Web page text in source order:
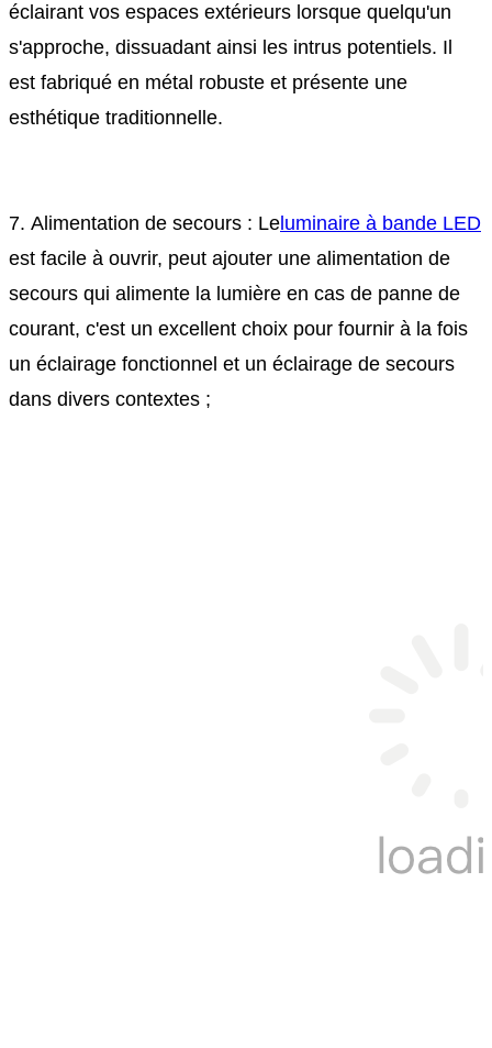
éclairant vos espaces extérieurs lorsque quelqu'un
s'approche, dissuadant ainsi les intrus potentiels. Il
est fabriqué en métal robuste et présente une
esthétique traditionnelle.
7. Alimentation de secours : Le luminaire à bande LED
est facile à ouvrir, peut ajouter une alimentation de
secours qui alimente la lumière en cas de panne de
courant, c'est un excellent choix pour fournir à la fois
un éclairage fonctionnel et un éclairage de secours
dans divers contextes ;